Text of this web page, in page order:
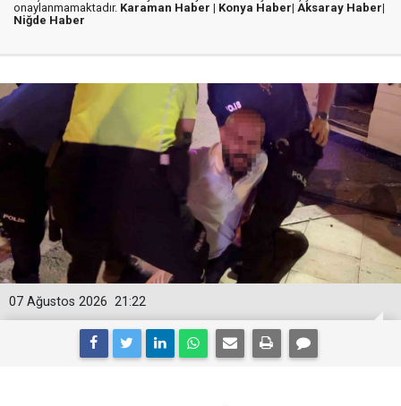
onaylanmamaktadır. Karaman Haber | Konya Haber| Aksaray Haber|
Niğde Haber
21:22
07 Ağustos 2026